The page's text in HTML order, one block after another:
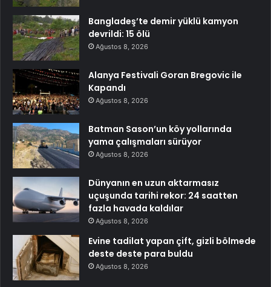
Bangladeş’te demir yüklü kamyon
devrildi: 15 ölü
Ağustos 8, 2026
Alanya Festivali Goran Bregovic ile
Kapandı
Ağustos 8, 2026
Batman Sason’un köy yollarında
yama çalışmaları sürüyor
Ağustos 8, 2026
Dünyanın en uzun aktarmasız
uçuşunda tarihi rekor: 24 saatten
fazla havada kaldılar
Ağustos 8, 2026
Evine tadilat yapan çift, gizli bölmede
deste deste para buldu
Ağustos 8, 2026